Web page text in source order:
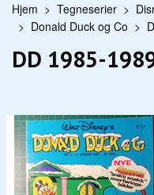
Hjem Tegneserier
Donald Duck og Co
DD 1985-